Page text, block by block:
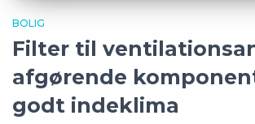
BOLIG
Filter til
afgørende
godt indeklima